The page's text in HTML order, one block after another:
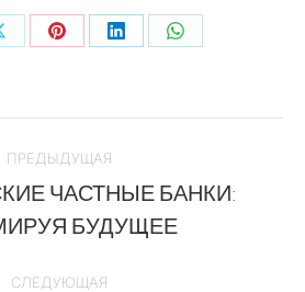
ПРЕДЫДУЩАЯ
ЧАСТНЫЕ БАНКИ:
БУДУЩЕЕ
СЛЕДУЮЩАЯ